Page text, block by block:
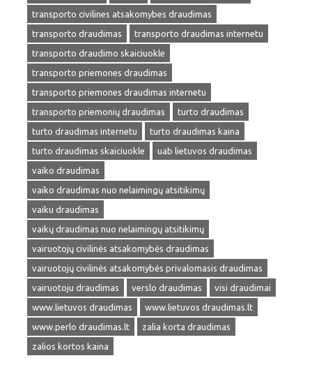
transporto civilines atsakomybes draudimas
transporto draudimas
transporto draudimas internetu
transporto draudimo skaiciuokle
transporto priemones draudimas
transporto priemones draudimas internetu
transporto priemonių draudimas
turto draudimas
turto draudimas internetu
turto draudimas kaina
turto draudimas skaiciuokle
uab lietuvos draudimas
vaiko draudimas
vaiko draudimas nuo nelaimingų atsitikimų
vaiku draudimas
vaikų draudimas nuo nelaimingų atsitikimų
vairuotojų civilinės atsakomybės draudimas
vairuotojų civilinės atsakomybės privalomasis draudimas
vairuotoju draudimas
verslo draudimas
visi draudimai
www.lietuvos draudimas
www.lietuvos draudimas.lt
www.perlo draudimas.lt
zalia korta draudimas
zalios kortos kaina